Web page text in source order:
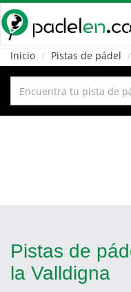
Inicio
Pistas de pádel
Pistas de
la Valldigna